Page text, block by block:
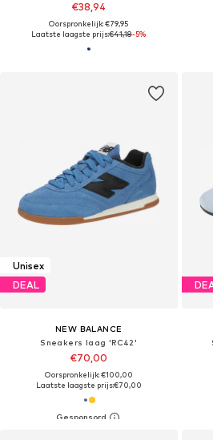
€38,94
Oorspronkelijk: €79,95
Laatste laagste prijs:€41,18-5%
Unisex
DEAL
NEW BALANCE
Sneakers laag 'RC42'
€70,00
Oorspronkelijk: €100,00
Laatste laagste prijs:€70,00